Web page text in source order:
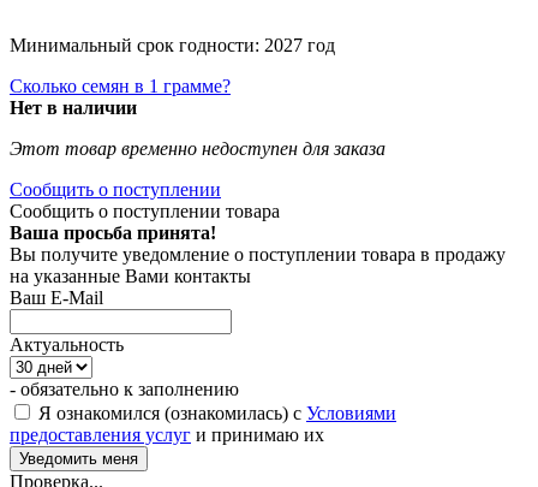
Минимальный срок годности: 2027 год
Сколько семян в 1 грамме?
Нет в наличии
Этот товар временно недоступен для заказа
Сообщить о поступлении
Сообщить о поступлении товара
Ваша просьба принята!
Вы получите уведомление о поступлении товара в продажу
на указанные Вами контакты
Ваш E-Mail
Актуальность
- обязательно к заполнению
Я ознакомился (ознакомилась) с Условиями
предоставления услуг и принимаю их
Проверка...